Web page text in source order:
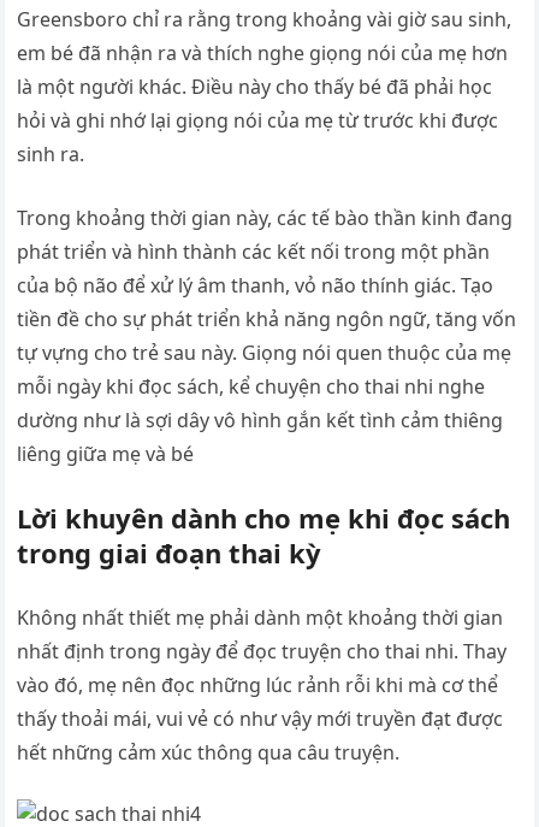
Greensboro chỉ ra rằng trong khoảng vài giờ sau sinh,
em bé đã nhận ra và thích nghe giọng nói của mẹ hơn
là một người khác. Điều này cho thấy bé đã phải học
hỏi và ghi nhớ lại giọng nói của mẹ từ trước khi được
sinh ra.
Trong khoảng thời gian này, các tế bào thần kinh đang
phát triển và hình thành các kết nối trong một phần
của bộ não để xử lý âm thanh, vỏ não thính giác. Tạo
tiền đề cho sự phát triển khả năng ngôn ngữ, tăng vốn
tự vựng cho trẻ sau này. Giọng nói quen thuộc của mẹ
mỗi ngày khi đọc sách, kể chuyện cho thai nhi nghe
dường như là sợi dây vô hình gắn kết tình cảm thiêng
liêng giữa mẹ và bé
Lời khuyên dành cho mẹ khi đọc sách
trong giai đoạn thai kỳ
Không nhất thiết mẹ phải dành một khoảng thời gian
nhất định trong ngày để đọc truyện cho thai nhi. Thay
vào đó, mẹ nên đọc những lúc rảnh rỗi khi mà cơ thể
thấy thoải mái, vui vẻ có như vậy mới truyền đạt được
hết những cảm xúc thông qua câu truyện.